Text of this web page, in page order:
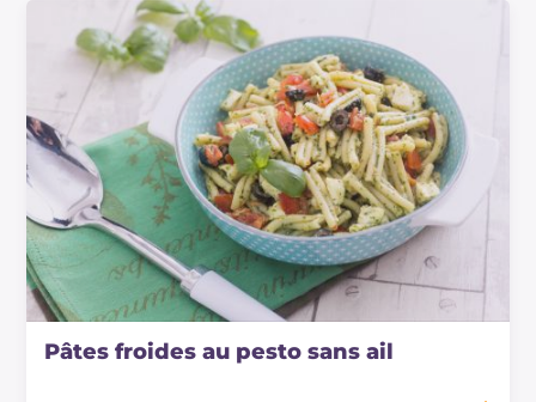
Pâtes froides au pesto sans ail